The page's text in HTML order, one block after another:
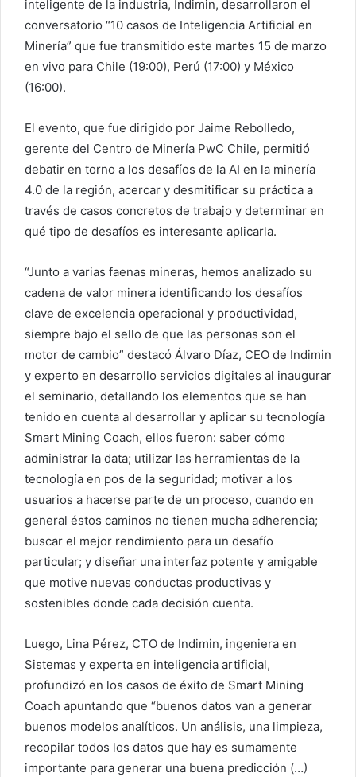
inteligente de la industria, Indimin, desarrollaron el
conversatorio “10 casos de Inteligencia Artificial en
Minería” que fue transmitido este martes 15 de marzo
en vivo para Chile (19:00), Perú (17:00) y México
(16:00).
El evento, que fue dirigido por Jaime Rebolledo,
gerente del Centro de Minería PwC Chile, permitió
debatir en torno a los desafíos de la AI en la minería
4.0 de la región, acercar y desmitificar su práctica a
través de casos concretos de trabajo y determinar en
qué tipo de desafíos es interesante aplicarla.
“Junto a varias faenas mineras, hemos analizado su
cadena de valor minera identificando los desafíos
clave de excelencia operacional y productividad,
siempre bajo el sello de que las personas son el
motor de cambio” destacó Álvaro Díaz, CEO de Indimin
y experto en desarrollo servicios digitales al inaugurar
el seminario, detallando los elementos que se han
tenido en cuenta al desarrollar y aplicar su tecnología
Smart Mining Coach, ellos fueron: saber cómo
administrar la data; utilizar las herramientas de la
tecnología en pos de la seguridad; motivar a los
usuarios a hacerse parte de un proceso, cuando en
general éstos caminos no tienen mucha adherencia;
buscar el mejor rendimiento para un desafío
particular; y diseñar una interfaz potente y amigable
que motive nuevas conductas productivas y
sostenibles donde cada decisión cuenta.
Luego, Lina Pérez, CTO de Indimin, ingeniera en
Sistemas y experta en inteligencia artificial,
profundizó en los casos de éxito de Smart Mining
Coach apuntando que “buenos datos van a generar
buenos modelos analíticos. Un análisis, una limpieza,
recopilar todos los datos que hay es sumamente
importante para generar una buena predicción (…)